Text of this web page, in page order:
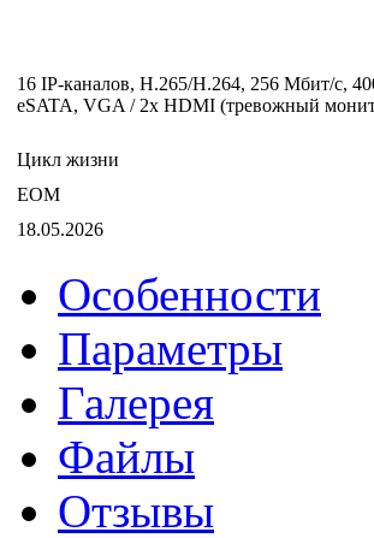
16 IP-каналов, H.265/H.264, 256 Мбит/с,
eSATA, VGA / 2x HDMI (тревожный
Цикл жизни
EOM
18.05.2026
Особенности
Параметры
Галерея
Файлы
Отзывы